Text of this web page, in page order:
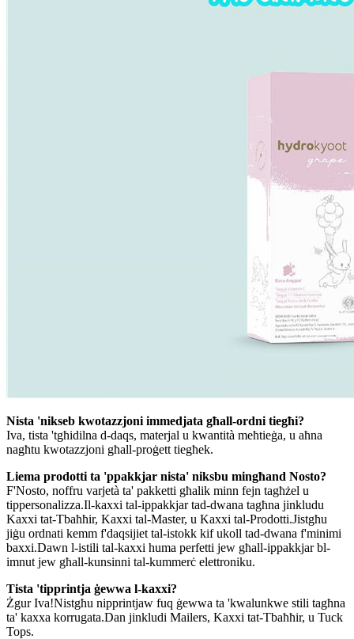
Nista 'nikseb kwotazzjoni immedjata għall-ordni tiegħi?
Iva, tista 'tgħidilna d-daqs, materjal u kwantità meħtieġa, u aħna
nagħtu kwotazzjoni għall-proġett tiegħek.
Liema prodotti ta 'ppakkjar nista' niksbu mingħand Nosto?
F'Nosto, noffru varjetà ta' pakketti għalik minn fejn tagħżel u
tippersonalizza.Il-kaxxi tal-ippakkjar tad-dwana tagħna jinkludu
Kaxxi tat-Tbaħħir, Kaxxi tal-Master, u Kaxxi tal-Prodotti.Jistgħu
jiġu ordnati kemm f'daqsijiet tal-istokk kif ukoll tad-dwana f'minimi
baxxi.Dawn l-istili tal-kaxxi huma perfetti jew għall-ippakkjar bl-
imnut jew għall-kunsinni tal-kummerċ elettroniku.
Tista 'tipprintja ġewwa l-kaxxi?
Żgur Iva!Nistgħu nipprintjaw fuq ġewwa ta 'kwalunkwe stili tagħna
ta' kaxxa korrugata.Dan jinkludi Mailers, Kaxxi tat-Tbaħħir, u Tuck
Tops.